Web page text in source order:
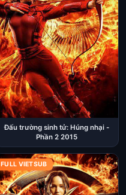
Đấu trường sinh tử: Húng nhại -
Phần 2 2015
FULL VIETSUB